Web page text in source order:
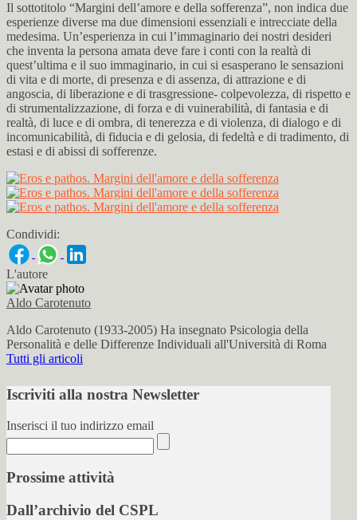
Il sottotitolo “Margini dell’amore e della sofferenza”, non indica due
esperienze diverse ma due dimensioni essenziali e intrecciate della
medesima. Un’esperienza in cui l’immaginario dei nostri desideri
che inventa la persona amata deve fare i conti con la realtà di
quest’ultima e il suo immaginario, in cui si esasperano le sensazioni
di vita e di morte, di presenza e di assenza, di attrazione e di
angoscia, di liberazione e di trasgressione- colpevolezza, di rispetto e
di strumentalizzazione, di forza e di vuinerabilità, di fantasia e di
realtà, di luce e di ombra, di tenerezza e di violenza, di dialogo e di
incomunicabilità, di fiducia e di gelosia, di fedeltà e di tradimento, di
estasi e di abissi di sofferenze.
Condividi:
L'autore
Aldo Carotenuto
Aldo Carotenuto (1933-2005) Ha insegnato Psicologia della
Personalità e delle Differenze Individuali all'Università di Roma
Tutti gli articoli
Iscriviti alla nostra Newsletter
Inserisci il tuo indirizzo email
Prossime attività
Dall’archivio del CSPL